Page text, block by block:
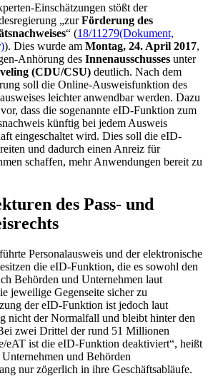
Einschätzungen stößt der
„zurFörderung des
“ (18/11279(Dokument,
). Dies wurde am Montag, 24. April 2017,
Anhörung des Innenausschusses unter
(CDU/CSU) deutlich. Nach dem
soll die Online-Ausweisfunktion des
leichter anwendbar werden. Dazu
dass die sogenannte eID-Funktion zum
künftig bei jedem Ausweis
eingeschaltet wird. Dies soll die eID-
und dadurch einen Anreiz für
schaffen, mehr Anwendungen bereit zu
des Pass- und
Personalausweis und der elektronische
die eID-Funktion, die es sowohl den
Behörden und Unternehmen laut
jeweilige Gegenseite sicher zu
der eID-Funktion ist jedoch laut
nicht der Normalfall und bleibt hinter den
zwei Drittel der rund 51 Millionen
eAT ist die eID-Funktion deaktiviert“, heißt
und Behörden
nur zögerlich in ihre Geschäftsabläufe.